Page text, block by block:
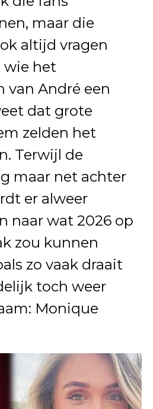
maar die
altijd vragen
wie het
van André een
dat grote
zelden het
Terwijl de
maar net achter
er alweer
naar wat 2026 op
zou kunnen
zo vaak draait
toch weer
Monique